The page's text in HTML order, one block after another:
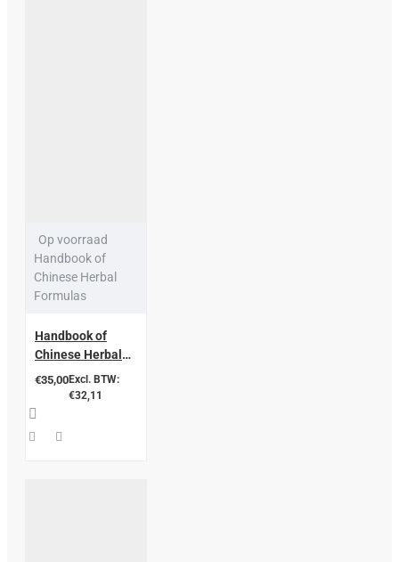
Op voorraad
Handbook of
Chinese Herbal
Formulas
Handbook of
Chinese Herbal
Formulas
€35,00Excl. BTW:
€32,11